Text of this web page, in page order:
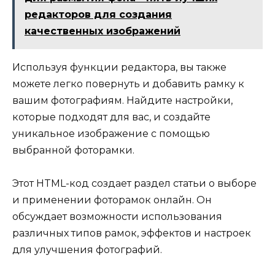
редакторов для создания
качественных изображений
Используя функции редактора, вы также
можете легко повернуть и добавить рамку к
вашим фотографиям. Найдите настройки,
которые подходят для вас, и создайте
уникальное изображение с помощью
выбранной фоторамки.
Этот HTML-код создает раздел статьи о выборе
и применении фоторамок онлайн. Он
обсуждает возможности использования
различных типов рамок, эффектов и настроек
для улучшения фотографий.